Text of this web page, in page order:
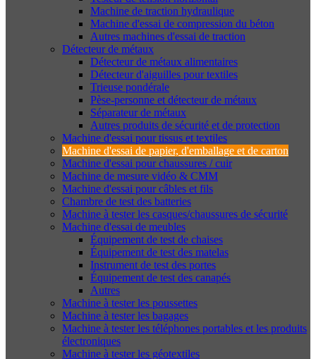
Machine de traction hydraulique
Machine d'essai de compression du béton
Autres machines d'essai de traction
Détecteur de métaux
Détecteur de métaux alimentaires
Détecteur d'aiguilles pour textiles
Trieuse pondérale
Pèse-personne et détecteur de métaux
Séparateur de métaux
Autres produits de sécurité et de protection
Machine d'essai pour tissus et textiles
Machine d'essai de papier, d'emballage et de carton
Machine d'essai pour chaussures / cuir
Machine de mesure vidéo & CMM
Machine d'essai pour câbles et fils
Chambre de test des batteries
Machine à tester les casques/chaussures de sécurité
Machine d'essai de meubles
Équipement de test de chaises
Équipement de test des matelas
Instrument de test des portes
Équipement de test des canapés
Autres
Machine à tester les poussettes
Machine à tester les bagages
Machine à tester les téléphones portables et les produits
électroniques
Machine à tester les géotextiles